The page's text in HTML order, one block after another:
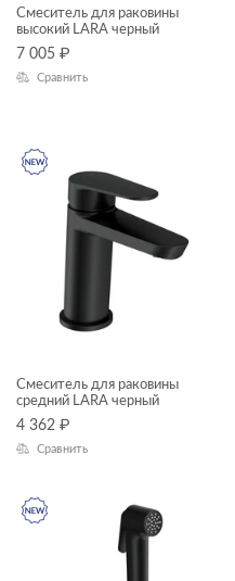
Смеситель для раковины
высокий LARA черный
7 005 ₽
Сравнить
Смеситель для раковины
средний LARA черный
4 362 ₽
Сравнить